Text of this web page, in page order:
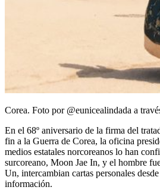
Corea. Foto por @eunicealindada a
En el 68º aniversario de la firma del
fin a la Guerra de Corea, la oficina
medios estatales norcoreanos lo han
surcoreano, Moon Jae In, y el hombre
Un, intercambian cartas personales
información.